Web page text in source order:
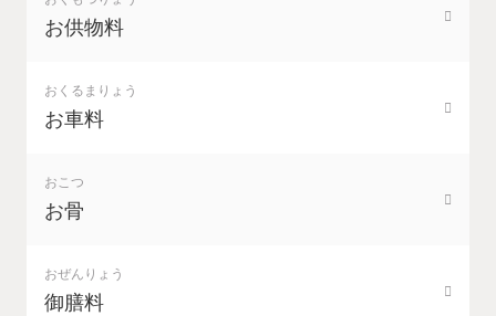
お供物料
おくるまりょう
お車料
おこつ
お骨
おぜんりょう
御膳料